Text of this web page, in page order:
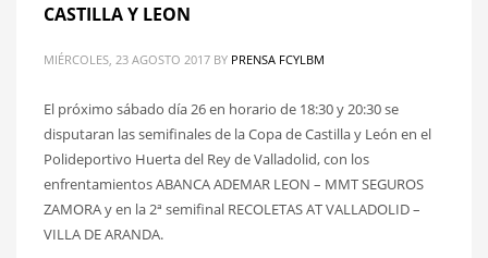
CASTILLA Y LEON
MIÉRCOLES, 23 AGOSTO 2017 BY PRENSA FCYLBM
El próximo sábado día 26 en horario de 18:30 y 20:30 se
disputaran las semifinales de la Copa de Castilla y León en el
Polideportivo Huerta del Rey de Valladolid, con los
enfrentamientos ABANCA ADEMAR LEON – MMT SEGUROS
ZAMORA y en la 2ª semifinal RECOLETAS AT VALLADOLID –
VILLA DE ARANDA.